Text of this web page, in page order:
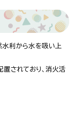
水利から水を吸い上
されており、消火活